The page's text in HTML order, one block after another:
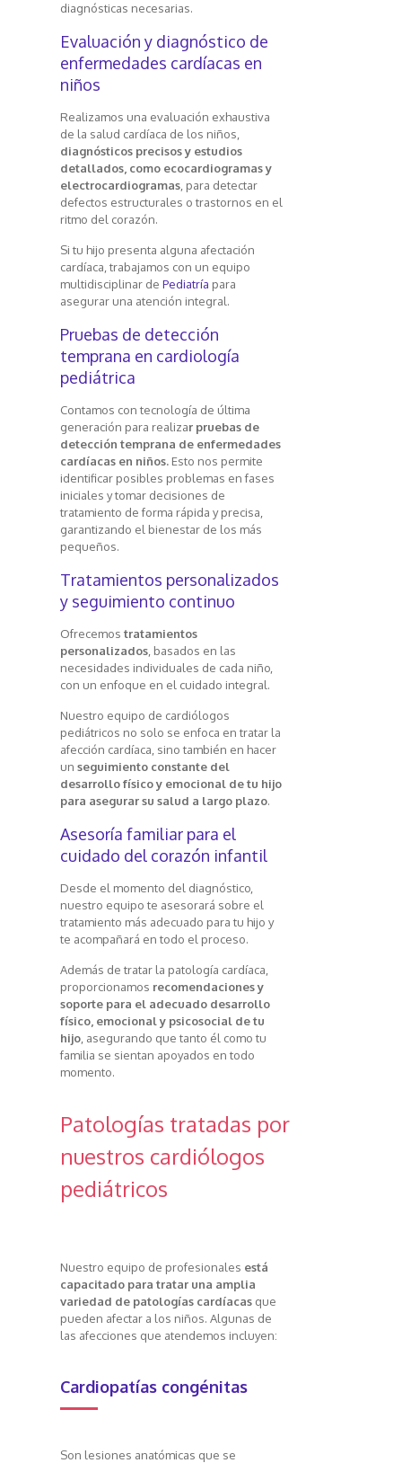
diagnósticas necesarias.
Evaluación y diagnóstico de
enfermedades cardíacas en
niños
Realizamos una evaluación exhaustiva
de la salud cardíaca de los niños,
diagnósticos precisos y estudios
detallados, como ecocardiogramas y
electrocardiogramas, para detectar
defectos estructurales o trastornos en el
ritmo del corazón.
Si tu hijo presenta alguna afectación
cardíaca, trabajamos con un equipo
multidisciplinar de Pediatría para
asegurar una atención integral.
Pruebas de detección
temprana en cardiología
pediátrica
Contamos con tecnología de última
generación para realizar pruebas de
detección temprana de enfermedades
cardíacas en niños.Esto nos permite
identificar posibles problemas en fases
iniciales y tomar decisiones de
tratamiento de forma rápida y precisa,
garantizando el bienestar de los más
pequeños.
Tratamientos personalizados
y seguimiento continuo
Ofrecemos tratamientos
personalizados, basados en las
necesidades individuales de cada niño,
con un enfoque en el cuidado integral.
Nuestro equipo de cardiólogos
pediátricos no solo se enfoca en tratar la
afección cardíaca, sino también en hacer
un seguimiento constante del
desarrollo físico y emocional de tu hijo
para asegurar su salud a largo plazo.
Asesoría familiar para el
cuidado del corazón infantil
Desde el momento del diagnóstico,
nuestro equipo te asesorará sobre el
tratamiento más adecuado para tu hijo y
te acompañará en todo el proceso.
Además de tratar la patología cardíaca,
proporcionamos recomendaciones y
soporte para el adecuado desarrollo
físico, emocional y psicosocial de tu
hijo, asegurando que tanto él como tu
familia se sientan apoyados en todo
momento.
Patologías tratadas por
nuestros cardiólogos
pediátricos
Nuestro equipo de profesionales está
capacitado para tratar una amplia
variedad de patologías cardíacasque
pueden afectar a los niños. Algunas de
las afecciones que atendemos incluyen:
Cardiopatías congénitas
Son lesiones anatómicas que se